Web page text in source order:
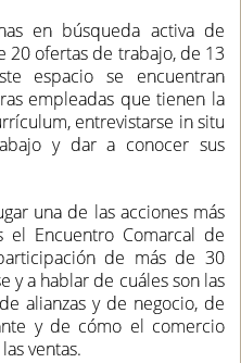
en búsqueda activa de
20 ofertas de trabajo, de 13
espacio se encuentran
empleadas que tienen la
entrevistarse in situ
y dar a conocer sus
una de las acciones más
Encuentro Comarcal de
de más de 30
y a hablar de cuáles son las
alianzas y de negocio, de
y de cómo el comercio
ventas.